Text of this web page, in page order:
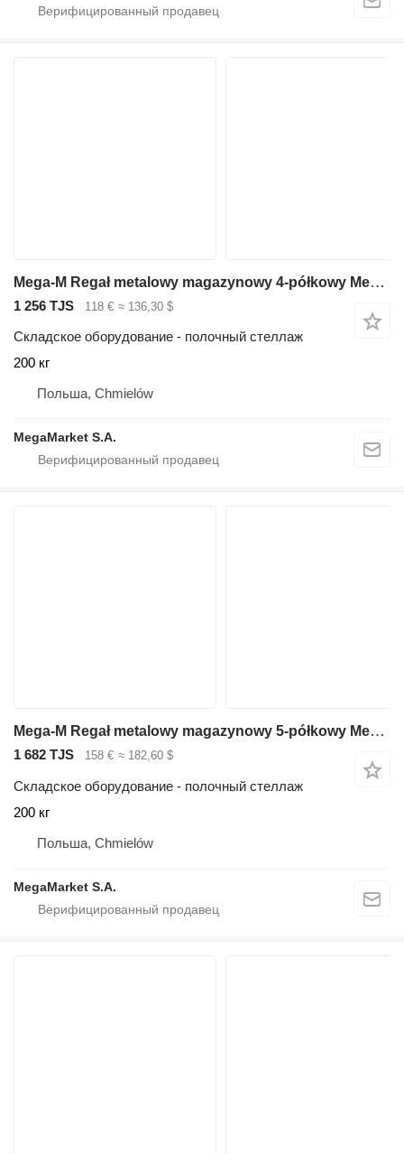
Mega-M Regał metalowy magazynowy 4-półkowy Mega-M FORTIS LIGHT H-200 cm
1 256 TJS 118 € ≈ 136,30 $
Складское оборудование - полочный стеллаж
200 кг
Польша, Chmielów
MegaMarket S.A.
Mega-M Regał metalowy magazynowy 5-półkowy Mega-M FORTIS LIGHT H-200 cm
1 682 TJS 158 € ≈ 182,60 $
Складское оборудование - полочный стеллаж
200 кг
Польша, Chmielów
MegaMarket S.A.